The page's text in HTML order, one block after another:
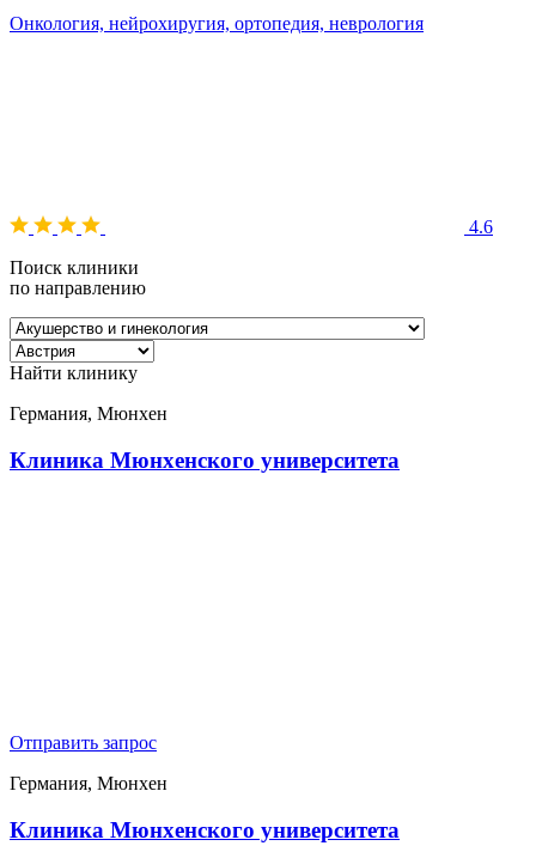
Онкология, нейрохиругия, ортопедия, неврология
4.6
Поиск клиники
по направлению
Найти клинику
Германия, Мюнхен
Клиника Мюнхенского университета
Отправить запрос
Германия, Мюнхен
Клиника Мюнхенского университета